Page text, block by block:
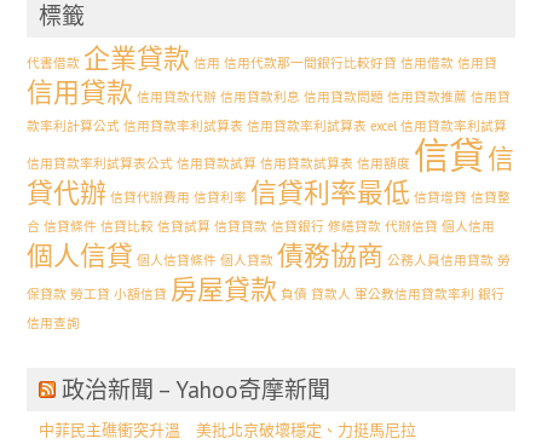
標籤
代書借款 企業貸款 信用 信用代款那一間銀行比較好貸 信用借款 信用貸
信用貸款 信用貸款代辦 信用貸款利息 信用貸款問題 信用貸款推薦 信用貸
款率利計算公式 信用貸款率利試算表 信用貸款率利試算表 excel 信用貸款率利試算
信用貸款率利試算表公式 信用貸款試算 信用貸款試算表 信用額度 信貸信
貸代辦 信貸代辦費用 信貸利率 信貸利率最低 信貸增貸 信貸整
合 信貸條件 信貸比較 信貸試算 信貸貸款 信貸銀行 修繕貸款 代辦信貸 個人信用
個人信貸 個人信貸條件 個人貸款 債務協商 公務人員信用貸款 勞
保貸款 勞工貸 小額信貸 房屋貸款 負債 貸款人 軍公教信用貸款率利 銀行
信用查詢
政治新聞 – Yahoo奇摩新聞
中菲民主礁衝突升溫 美批北京破壞穩定、力挺馬尼拉